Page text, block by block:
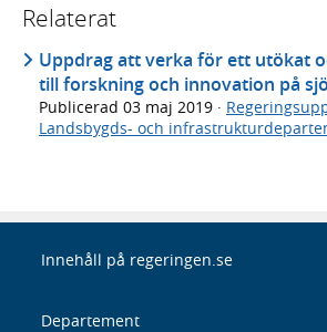
Relaterat
Uppdrag att verka för ett utökat
till forskning och innovation på
Publicerad 03 maj 2019 ·
Landsbygds- och
Innehåll på regeringen.se
Departement